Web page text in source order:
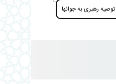
توصیه رهبری به جوانها